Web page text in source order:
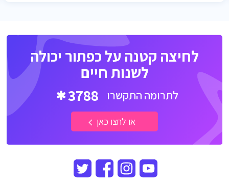
לחיצה קטנה על כפתור יכולה
לשנות חיים
לתרומה התקשרו 3788
או לחצו כאן